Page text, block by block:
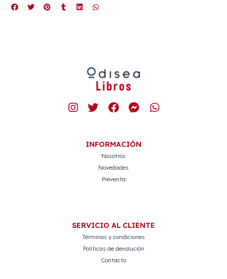
INFORMACIÓN
Nosotros
Novedades
Preventa
SERVICIO AL CLIENTE
Términos y condiciones
Políticas de devolución
Contacto